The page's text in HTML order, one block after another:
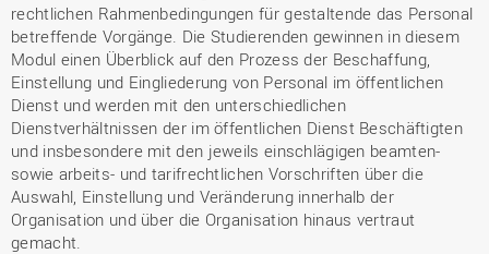
rechtlichen Rahmenbedingungen für gestaltende das Personal
betreffende Vorgänge. Die Studierenden gewinnen in diesem
Modul einen Überblick auf den Prozess der Beschaffung,
Einstellung und Eingliederung von Personal im öffentlichen
Dienst und werden mit den unterschiedlichen
Dienstverhältnissen der im öffentlichen Dienst Beschäftigten
und insbesondere mit den jeweils einschlägigen beamten-
sowie arbeits- und tarifrechtlichen Vorschriften über die
Auswahl, Einstellung und Veränderung innerhalb der
Organisation und über die Organisation hinaus vertraut
gemacht.